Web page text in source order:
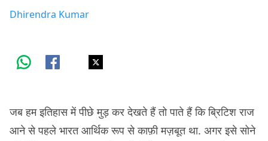
Dhirendra Kumar
जब हम इतिहास में पीछे मुड़ कर देखते हैं तो पाते हैं कि ब्रिटिश राज
आने से पहले भारत आर्थिक रूप से काफ़ी मज़बूत था. अगर इसे सोने